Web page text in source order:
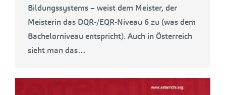
Bildungssystems – weist dem Meister, der
Meisterin das DQR-/EQR-Niveau 6 zu (was dem
Bachelorniveau entspricht). Auch in Österreich
sieht man das…